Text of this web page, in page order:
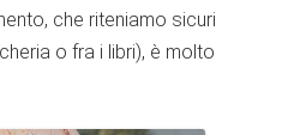
che riteniamo sicuri
o fra i libri), è molto